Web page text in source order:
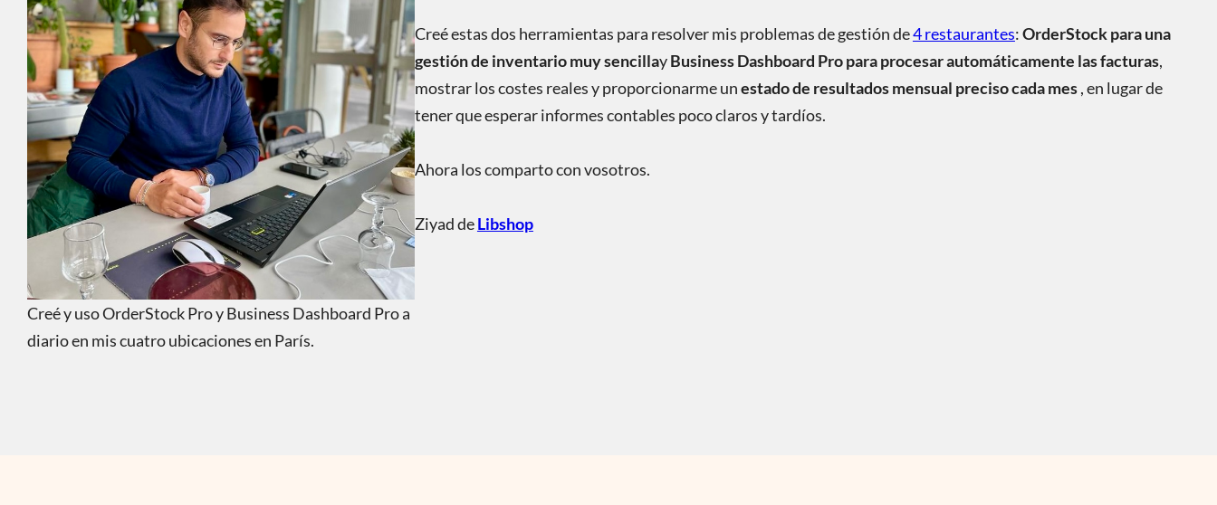
Creé y uso OrderStock Pro y Business Dashboard Pro a
diario en mis cuatro ubicaciones en París.
Creé estas dos herramientas para resolver mis problemas de gestión de4 restaurantes:OrderStock para una
gestión de inventario muy sencillayBusiness Dashboard Pro para procesar automáticamente las facturas,
mostrar los costes reales y proporcionarme unestado de resultados mensual preciso cada mes, en lugar de
tener que esperar informes contables poco claros y tardíos.
Ahora los comparto con vosotros.
Ziyad deLibshop